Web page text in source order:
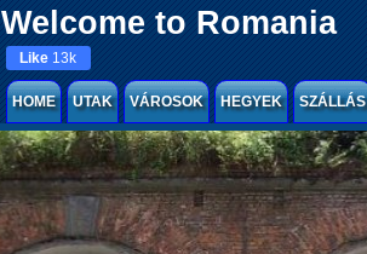
Welcome to Romania
Like 13k
HOME UTAK VÁROSOK HEGYEK SZÁLLÁS